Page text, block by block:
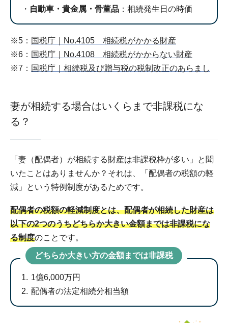
自動車・貴金属・骨董品 ：相続発生日の時価
※5： 国税庁｜No.4105 相続税がかかる財産
※6： 国税庁｜No.4108 相続税がかからない財産
※7： 国税庁｜相続税及び贈与税の税制改正のあらまし
妻が相続する場合はいくらまで非課税にな
る？
「妻（配偶者）が相続する財産は非課税枠が多い」と聞
いたことはありませんか？それは、「配偶者の税額の軽
減」という特例制度があるためです。
配偶者の税額の軽減制度とは、配偶者が相続した財産は
以下の2つのうちどちらか大きい金額までは非課税にな
る制度のことです。
どちらか大きい方の金額までは非課税
1億6,000万円
配偶者の法定相続分相当額